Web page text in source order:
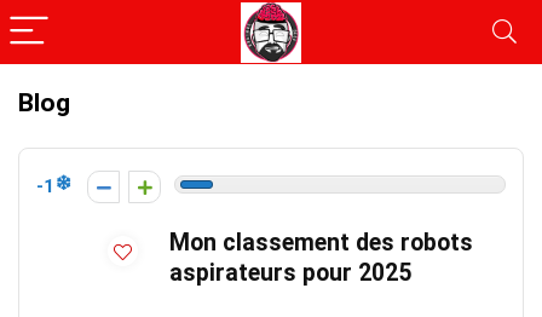
Blog
-1
Mon classement des robots
aspirateurs pour 2025